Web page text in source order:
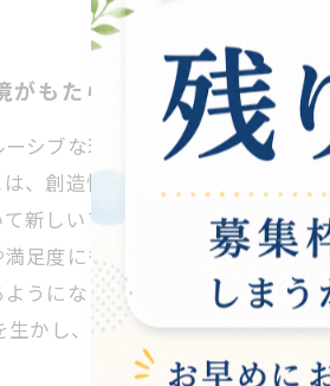
もたらす新たな可能性
シブな環境が新たな可能性をも
、創造性の豊かさに繋がります
新しいアプローチが生まれ、よ
足度にも良い影響を与えます。
うになります。これにより、よ
かし、全員が参加できる環境